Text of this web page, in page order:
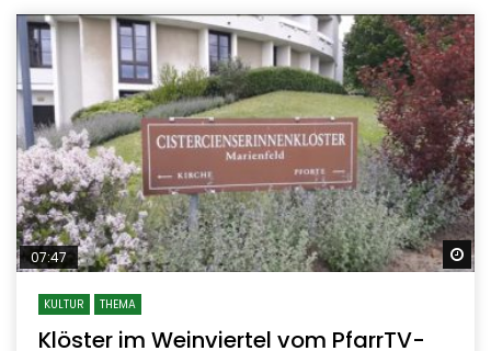
07:47
KULTUR THEMA
Klöster im Weinviertel vom PfarrTV-